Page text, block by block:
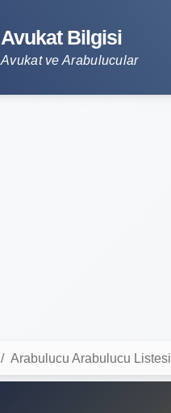
Avukat Bilgisi
Avukat ve Arabulucular
Arabulucu Arabulucu Listesi